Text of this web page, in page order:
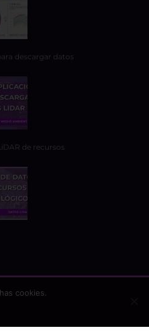
descargar datos
de recursos
cookies.